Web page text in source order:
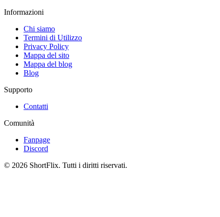
Informazioni
Chi siamo
Termini di Utilizzo
Privacy Policy
Mappa del sito
Mappa del blog
Blog
Supporto
Contatti
Comunità
Fanpage
Discord
© 2026 ShortFlix. Tutti i diritti riservati.